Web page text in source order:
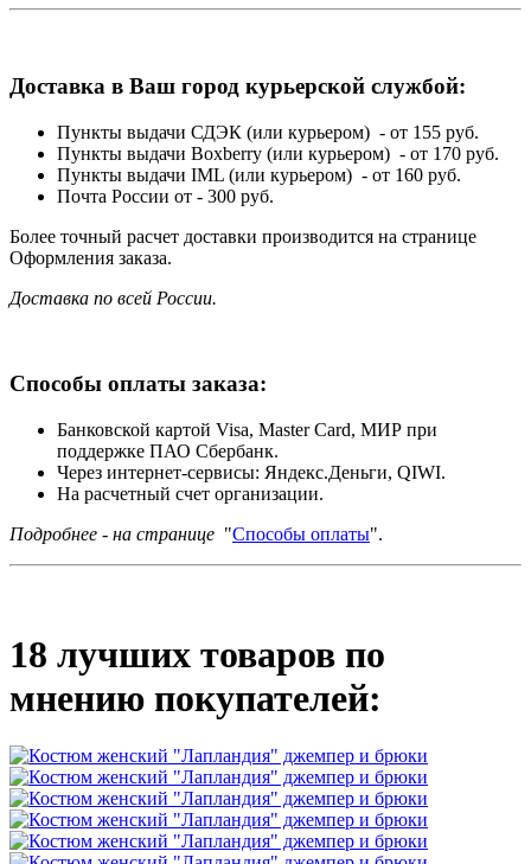
Доставка в Ваш город курьерской службой:
Пункты выдачи СДЭК (или курьером) - от 155 руб.
Пункты выдачи Boxberry (или курьером) - от 170 руб.
Пункты выдачи IML (или курьером) - от 160 руб.
Почта России от - 300 руб.
Более точный расчет доставки производится на странице
Оформления заказа.
Доставка по всей России.
Способы оплаты заказа:
Банковской картой Visa, Master Card, МИР при
поддержке ПАО Сбербанк.
Через интернет-сервисы: Яндекс.Деньги, QIWI.
На расчетный счет организации.
Подробнее - на странице "Способы оплаты".
18 лучших товаров по
мнению покупателей: